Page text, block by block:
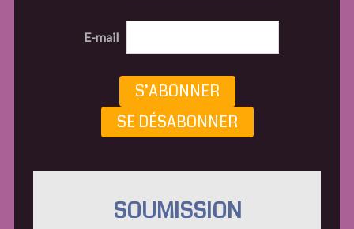
E-mail
S’ABONNER
SE DÉSABONNER
SOUMISSION